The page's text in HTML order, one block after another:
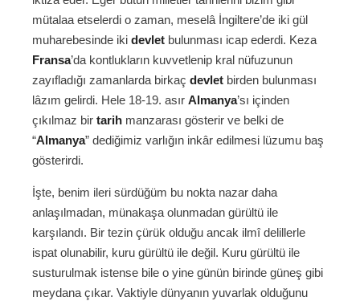
mütalaa etselerdi o zaman, meselâ İngiltere’de iki gül
muharebesinde iki devlet bulunması icap ederdi. Keza
Fransa’da kontlukların kuvvetlenip kral nüfuzunun
zayıfladığı zamanlarda birkaç devlet birden bulunması
lâzım gelirdi. Hele 18-19. asır Almanya’sı içinden
çıkılmaz bir tarih manzarası gösterir ve belki de
“Almanya” dediğimiz varlığın inkâr edilmesi lüzumu baş
gösterirdi.
İşte, benim ileri sürdüğüm bu nokta nazar daha
anlaşılmadan, münakaşa olunmadan gürültü ile
karşılandı. Bir tezin çürük olduğu ancak ilmî delillerle
ispat olunabilir, kuru gürültü ile değil. Kuru gürültü ile
susturulmak istense bile o yine günün birinde güneş gibi
meydana çıkar. Vaktiyle dünyanın yuvarlak olduğunu